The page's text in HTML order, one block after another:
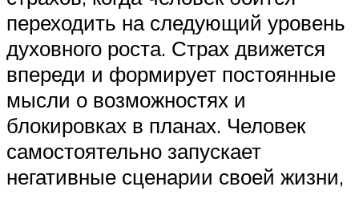
переходить на следующий уровень
духовного роста. Страх движется
впереди и формирует постоянные
мысли о возможностях и
блокировках в планах. Человек
самостоятельно запускает
негативные сценарии своей жизни,